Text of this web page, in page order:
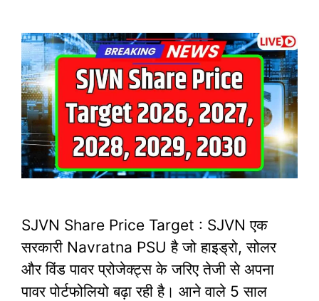
SJVN Share Price Target : SJVN एक
सरकारी Navratna PSU है जो हाइड्रो, सोलर
और विंड पावर प्रोजेक्ट्स के जरिए तेजी से अपना
पावर पोर्टफोलियो बढ़ा रही है। आने वाले 5 साल